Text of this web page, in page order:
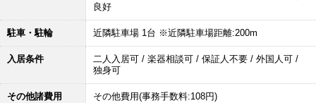
良好
駐車・駐輪 近隣駐車場 1台 ※近隣駐車場距離:200m
入居条件
二人入居可 / 楽器相談可 / 保証人不要 / 外国人可 /
独身可
その他諸費用 その他費用(事務手数料:108円)